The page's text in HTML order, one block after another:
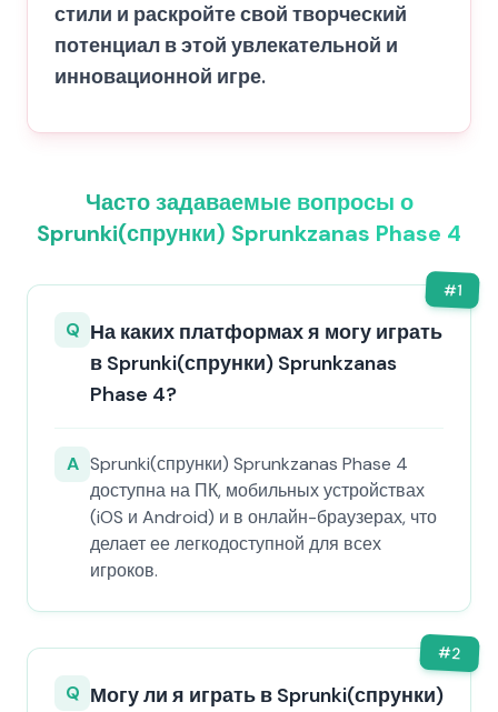
стили и раскройте свой творческий
потенциал в этой увлекательной и
инновационной игре.
Часто задаваемые вопросы о
Sprunki(спрунки) Sprunkzanas Phase 4
#1
Q На каких платформах я могу играть
в Sprunki(спрунки) Sprunkzanas
Phase 4?
A Sprunki(спрунки) Sprunkzanas Phase 4
доступна на ПК, мобильных устройствах
(iOS и Android) и в онлайн-браузерах, что
делает ее легкодоступной для всех
игроков.
#2
Q Могу ли я играть в Sprunki(спрунки)